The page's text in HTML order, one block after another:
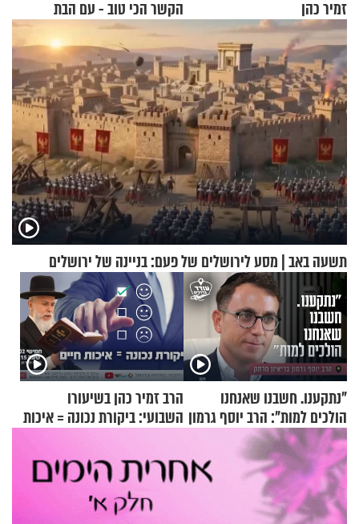
זמיר כהן
הקשר הכי טוב - עם הבת
החרדית"
תשעה באב | מסע לירושלים של פעם: בניינה של ירושלים
"נתקענו. חשבנו שאנחנו
הולכים למות": הרב יוסף גרמון
בריאיון מרתק
הרב זמיר כהן בשיעורו
השבועי: ביקורת נכונה = איכות